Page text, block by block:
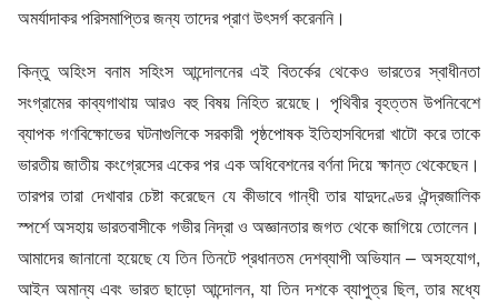
অমর্যাদাকর পরিসমাপ্তির জন্য তাদের প্রাণ উৎসর্গ করেননি।
কিন্তু অহিংস বনাম সহিংস আন্দোলনের এই বিতর্কের থেকেও ভারতের স্বাধীনতা
সংগ্রামের কাব্যগাথায় আরও বহু বিষয় নিহিত রয়েছে। পৃথিবীর বৃহত্তম উপনিবেশে
ব্যাপক গণবিক্ষোভের ঘটনাগুলিকে সরকারী পৃষ্ঠপোষক ইতিহাসবিদেরা খাটো করে তাকে
ভারতীয় জাতীয় কংগ্রেসের একের পর এক অধিবেশনের বর্ণনা দিয়ে ক্ষান্ত থেকেছেন।
তারপর তারা দেখাবার চেষ্টা করেছেন যে কীভাবে গান্ধী তার যাদুদণ্ডের ঐন্দ্রজালিক
স্পর্শে অসহায় ভারতবাসীকে গভীর নিদ্রা ও অজ্ঞানতার জগত থেকে জাগিয়ে তোলেন।
আমাদের জানানো হয়েছে যে তিন তিনটে প্রধানতম দেশব্যাপী অভিযান – অসহযোগ,
আইন অমান্য এবং ভারত ছাড়ো আন্দোলন, যা তিন দশকে ব্যাপুত্র ছিল, তার মধ্যে